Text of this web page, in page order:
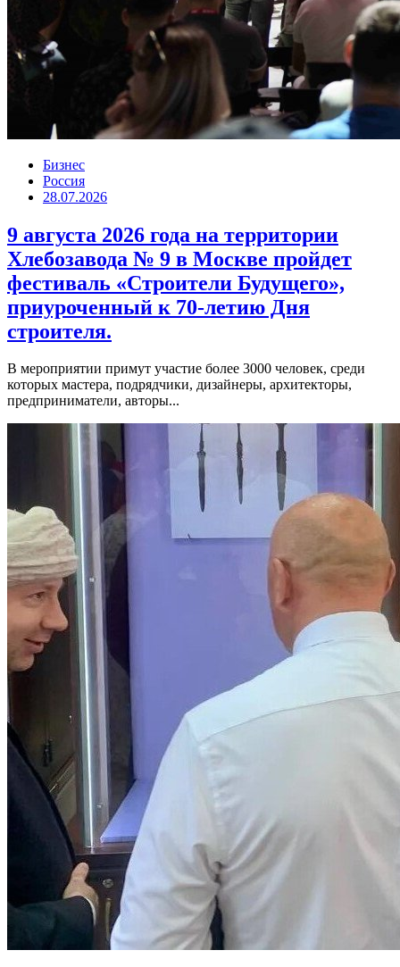
Бизнес
Россия
28.07.2026
9 августа 2026 года на территории
Хлебозавода № 9 в Москве пройдет
фестиваль «Строители Будущего»,
приуроченный к 70-летию Дня
строителя.
В мероприятии примут участие более 3000 человек, среди
которых мастера, подрядчики, дизайнеры, архитекторы,
предприниматели, авторы...